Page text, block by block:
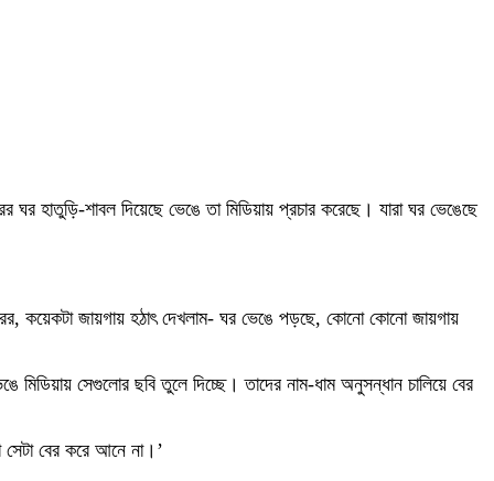
হাতুড়ি-শাবল দিয়েছে ভেঙে তা মিডিয়ায় প্রচার করেছে। যারা ঘর ভেঙেছে
কয়েকটা জায়গায় হঠাৎ দেখলাম‑ ঘর ভেঙে পড়ছে, কোনো কোনো জায়গায়
সেগুলোর ছবি তুলে দিচ্ছে। তাদের নাম-ধাম অনুসন্ধান চালিয়ে বের
বের করে আনে না।’